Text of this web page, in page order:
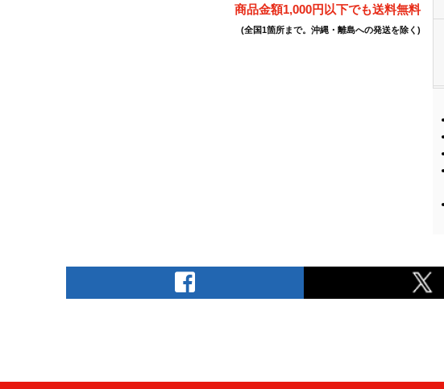
商品金額1,000円以下でも送料無料
(全国1箇所まで。沖縄・離島への発送を除く)